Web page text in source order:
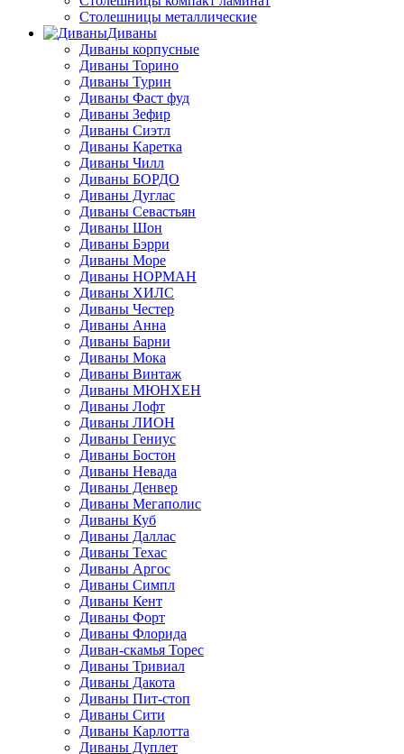
Столешницы металлические
Диваны
Диваны корпусные
Диваны Торино
Диваны Турин
Диваны Фаст фуд
Диваны Зефир
Диваны Сиэтл
Диваны Каретка
Диваны Чилл
Диваны БОРДО
Диваны Дуглас
Диваны Севастьян
Диваны Шон
Диваны Бэрри
Диваны Море
Диваны НОРМАН
Диваны ХИЛС
Диваны Честер
Диваны Анна
Диваны Барни
Диваны Мока
Диваны Винтаж
Диваны МЮНХЕН
Диваны Лофт
Диваны ЛИОН
Диваны Гениус
Диваны Бостон
Диваны Невада
Диваны Денвер
Диваны Мегаполис
Диваны Куб
Диваны Даллас
Диваны Техас
Диваны Аргос
Диваны Симпл
Диваны Кент
Диваны Форт
Диваны Флорида
Диван-скамья Торес
Диваны Тривиал
Диваны Дакота
Диваны Пит-стоп
Диваны Сити
Диваны Карлотта
Диваны Дуплет